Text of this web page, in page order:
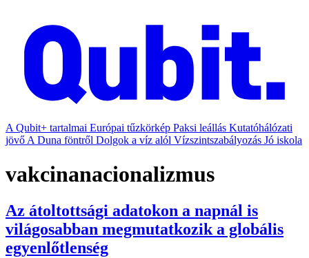
A Qubit+ tartalmai Európai tűzkörkép Paksi leállás Kutatóhálózati
jövő A Duna föntről Dolgok a víz alól Vízszintszabályozás Jó iskola
vakcinanacionalizmus
Az átoltottsági adatokon a napnál is
világosabban megmutatkozik a globális
egyenlőtlenség